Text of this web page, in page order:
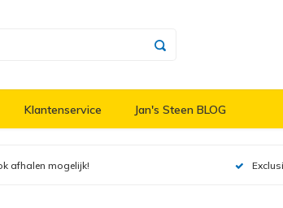
Klantenservice Jan's Steen BLOG
afhalen mogelijk!